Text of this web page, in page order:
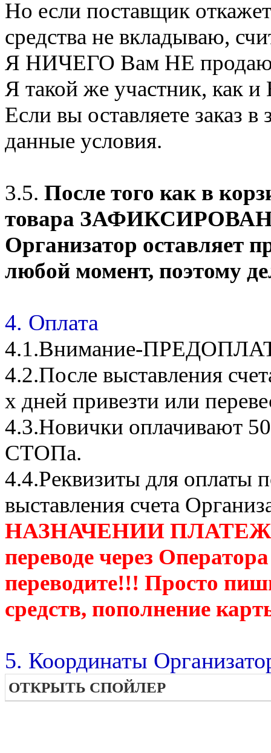
Но если поставщик
средства не вкладываю,
Я НИЧЕГО Вам НЕ
Я такой же участник, как
Если вы оставляете заказ
данные условия.
3.5. После того как в
товара ЗАФИКСИРОВАНО
Организатор оставляет
любой момент, поэтому
4. Оплата
4.1.Внимание-
4.2.После выставления
х дней привезти или
4.3.Новички оплачивают
СТОПа.
4.4.Реквизиты для оплаты
выставления счета
НАЗНАЧЕНИИ ПЛАТЕЖА
переводе через
переводите!!! Просто
средств, пополнение
5. Координаты
ОТКРЫТЬ СПОЙЛЕР